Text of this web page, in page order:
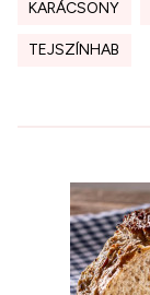
KARÁCSONY
TEJSZÍNHAB